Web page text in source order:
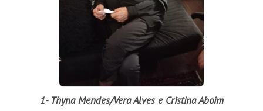
1- Thyna Mendes/Vera Alves e Cristina Aboim